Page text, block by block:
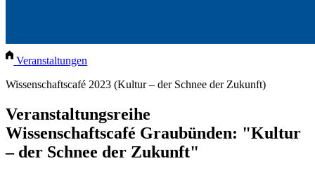
Veranstaltungen
Wissenschaftscafé 2023 (Kultur – der Schnee der Zukunft)
Veranstaltungsreihe
Wissenschaftscafé Graubünden: "Kultur
– der Schnee der Zukunft"